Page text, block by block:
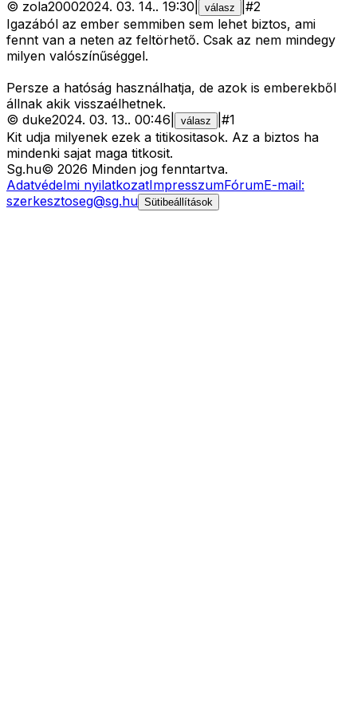
© zola20002024. 03. 14.. 19:30 válasz #2
Igazából az ember semmiben sem lehet biztos, ami
fennt van a neten az feltörhető. Csak az nem mindegy
milyen valószínűséggel.
Persze a hatóság használhatja, de azok is emberekből
állnak akik visszaélhetnek.
© duke2024. 03. 13.. 00:46 válasz #1
Kit udja milyenek ezek a titikositasok. Az a biztos ha
mindenki sajat maga titkosit.
Sg.hu© 2026 Minden jog fenntartva.
Adatvédelmi nyilatkozatImpresszumFórumE-mail:
szerkesztoseg@sg.hu Sütibeállítások